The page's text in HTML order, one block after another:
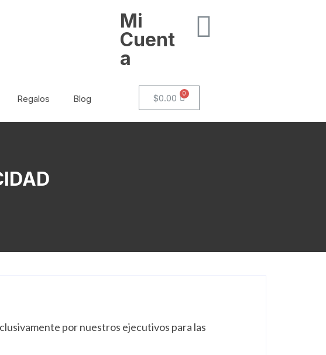
Mi
Cuent
a
Regalos Blog
Contacto
$0.00
por nuestros ejecutivos para las